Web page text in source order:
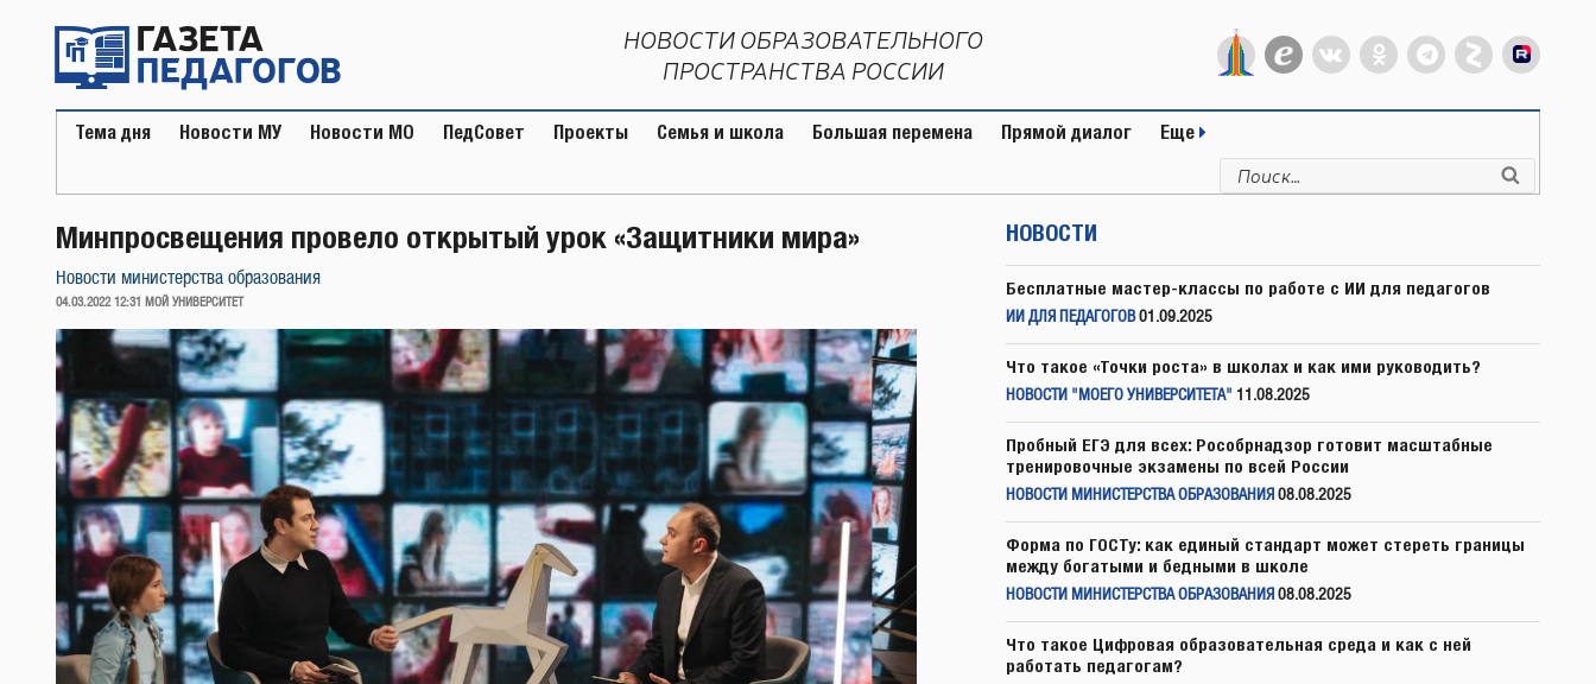
содержимому
НОВОСТИ ОБРАЗОВАТЕЛЬНОГО
ПРОСТРАНСТВА РОССИИ
Тема дня Новости МУ Новости МО ПедСовет Проекты Семья и школа Большая перемена Прямой диалог Еще
Искать:
Минпросвещения провело открытый урок «Защитники мира»
Новости министерства образования
ОПУБЛИКОВАНО
04.03.2022 12:31 МОЙ УНИВЕРСИТЕТ
НОВОСТИ
Бесплатные мастер-классы по работе с ИИ для педагогов
ИИ ДЛЯ ПЕДАГОГОВ 01.09.2025
Что такое «Точки роста» в школах и как ими руководить?
НОВОСТИ "МОЕГО УНИВЕРСИТЕТА" 11.08.2025
Пробный ЕГЭ для всех: Рособрнадзор готовит масштабные
тренировочные экзамены по всей России
НОВОСТИ МИНИСТЕРСТВА ОБРАЗОВАНИЯ 08.08.2025
Форма по ГОСТу: как единый стандарт может стереть границы
между богатыми и бедными в школе
НОВОСТИ МИНИСТЕРСТВА ОБРАЗОВАНИЯ 08.08.2025
Что такое Цифровая образовательная среда и как с ней
работать педагогам?